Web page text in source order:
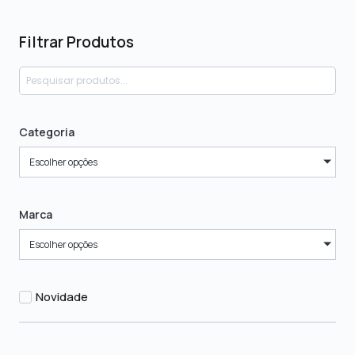
Filtrar Produtos
Categoria
Escolher opções
Marca
Escolher opções
Novidade